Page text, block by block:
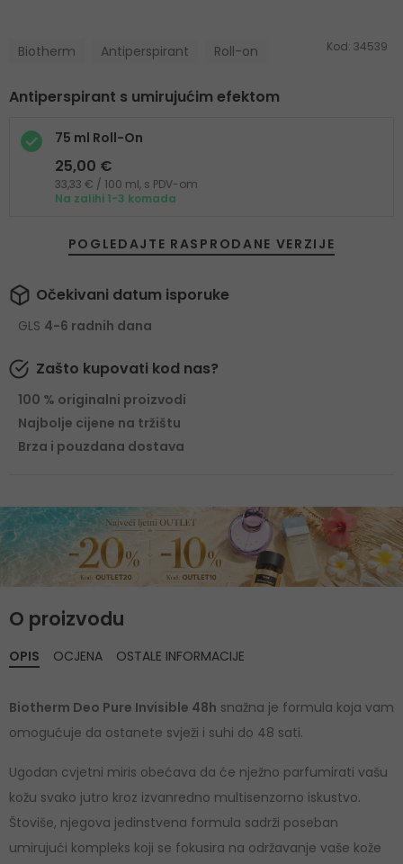
Biotherm Antiperspirant Roll-on Kod: 34539
Antiperspirant s umirujućim efektom
75 ml Roll-On
25,00 €
33,33 € / 100 ml, s PDV-om
Na zalihi 1-3 komada
POGLEDAJTE RASPRODANE VERZIJE
Očekivani datum isporuke
GLS 4-6 radnih dana
Zašto kupovati kod nas?
100 % originalni proizvodi
Najbolje cijene na tržištu
Brza i pouzdana dostava
O proizvodu
OPIS
Biotherm Deo Pure Invisible 48h snažna je formula koja vam
omogućuje da ostanete svježi i suhi do 48 sati.
Ugodan cvjetni miris obećava da će nježno parfumirati vašu
kožu svako jutro kroz izvanredno multisenzorno iskustvo.
Štoviše, njegova jedinstvena formula sadrži poseban
umirujući kompleks koji se fokusira na održavanje vaše kože
OCJENA OSTALE INFORMACIJE